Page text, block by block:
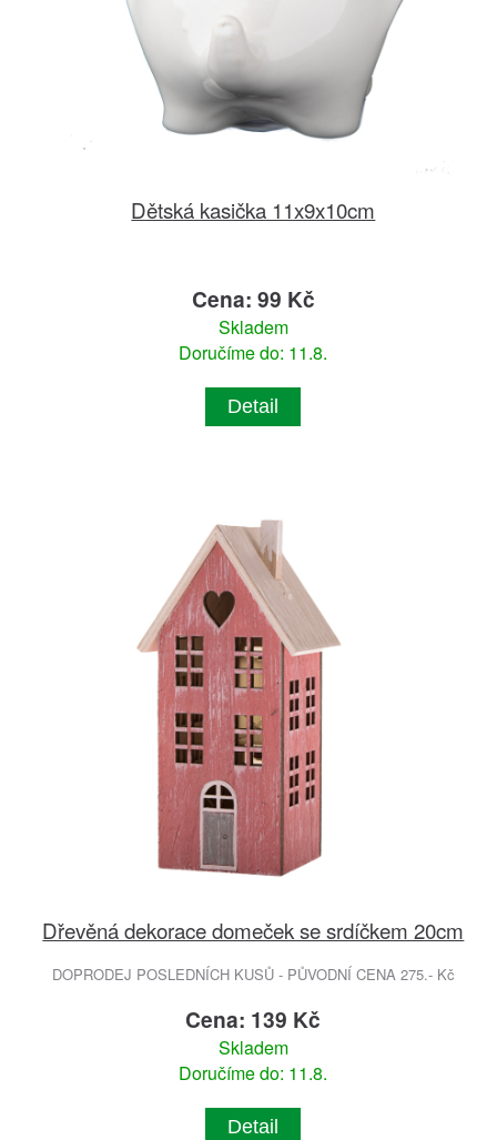
Dětská kasička 11x9x10cm
Cena: 99 Kč
Skladem
Doručíme do: 11.8.
Detail
Dřevěná dekorace domeček se srdíčkem 20cm
DOPRODEJ POSLEDNÍCH KUSŮ - PŮVODNÍ CENA 275.- Kč
Cena: 139 Kč
Skladem
Doručíme do: 11.8.
Detail